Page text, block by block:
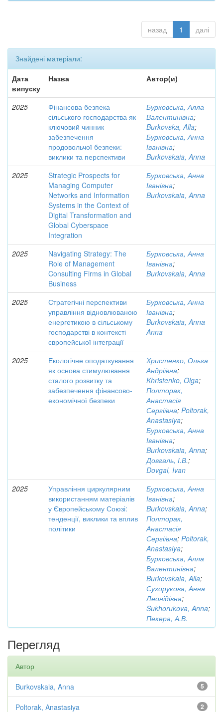
назад 1 далі
Знайдені матеріали:
Дата
випуску
Назва Автор(и)
2025
Фінансова безпека
сільського господарства як
ключовий чинник
забезпечення
продовольчої безпеки:
виклики та перспективи
Бурковська, Алла
Валентинівна;
Burkovska, Alla;
Бурковська, Анна
Іванівна;
Burkovskaia, Anna
2025
Strategic Prospects for
Managing Computer
Networks and Information
Systems in the Context of
Digital Transformation and
Global Cyberspace
Integration
Бурковська, Анна
Іванівна;
Burkovskaia, Anna
2025
Navigating Strategy: The
Role of Management
Consulting Firms in Global
Business
Бурковська, Анна
Іванівна;
Burkovskaia, Anna
2025
Стратегічні перспективи
управління відновлюваною
енергетикою в сільському
господарстві в контексті
європейської інтеграції
Бурковська, Анна
Іванівна;
Burkovskaia, Anna
Anna
2025
Екологічне оподаткування
як основа стимулювання
сталого розвитку та
забезпечення фінансово-
економічної безпеки
Христенко, Ольга
Андріївна;
Khristenko, Olga;
Полторак,
Анастасія
Сергіївна; Poltorak,
Anastasiya;
Бурковська, Анна
Іванівна;
Burkovskaia, Anna;
Довгаль, І.В.;
Dovgal, Ivan
2025
Управління циркулярним
використанням матеріалів
у Європейському Союзі:
тенденції, виклики та вплив
політики
Бурковська, Анна
Іванівна;
Burkovskaia, Anna;
Полторак,
Анастасія
Сергіївна; Poltorak,
Anastasiya;
Бурковська, Алла
Валентинівна;
Burkovskaia, Alla;
Сухорукова, Анна
Леонідівна;
Sukhorukova, Anna;
Пекера, А.В.
Перегляд
Автор
5
Burkovskaia, Anna
2
Poltorak, Anastasiya